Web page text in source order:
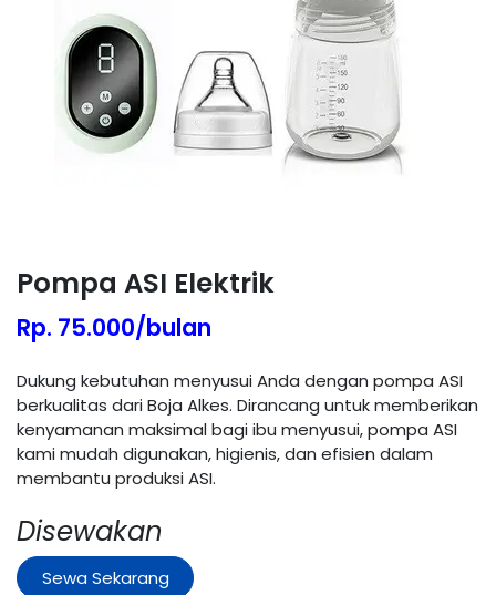
Pompa ASI Elektrik
Rp. 75.000/bulan
Dukung kebutuhan menyusui Anda dengan pompa ASI
berkualitas dari Boja Alkes. Dirancang untuk memberikan
kenyamanan maksimal bagi ibu menyusui, pompa ASI
kami mudah digunakan, higienis, dan efisien dalam
membantu produksi ASI.
Disewakan
Sewa Sekarang